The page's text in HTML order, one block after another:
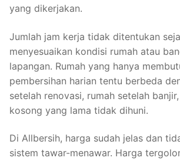
yang dikerjakan.
Jumlah jam kerja tidak ditentukan
menyesuaikan kondisi rumah atau
lapangan. Rumah yang hanya
pembersihan harian tentu berbeda
setelah renovasi, rumah setelah
kosong yang lama tidak dihuni.
Di Allbersih, harga sudah jelas dan
sistem tawar-menawar. Harga